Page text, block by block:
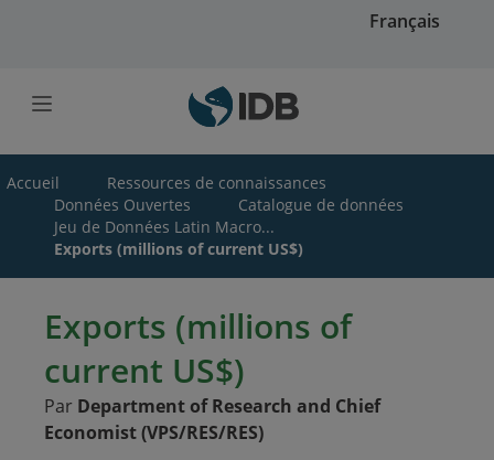
Français
Accueil
Ressources de connaissances
Données Ouvertes
Catalogue de données
Jeu de Données Latin Macro...
Exports (millions of current US$)
Exports (millions of
current US$)
Par Department of Research and Chief
Economist (VPS/RES/RES)